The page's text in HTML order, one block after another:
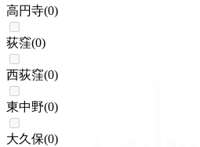
高円寺(0)
荻窪(0)
西荻窪(0)
東中野(0)
大久保(0)